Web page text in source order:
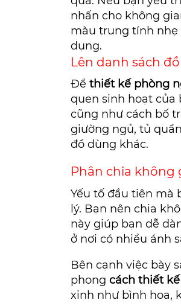
nhấn cho không
màu trung tính nhẹ
dụng.
Lên danh sách
Để thiết kế phòng
quen sinh hoạt của
cũng như cách bố
giường ngủ, tủ
đồ dùng khác.
Phân chia không
Yếu tố đầu tiên mà
lý. Bạn nên chia
này giúp bạn dễ
ở nơi có nhiều ánh
Bên cạnh việc bày
phong cách thiết
xinh như bình hoa,